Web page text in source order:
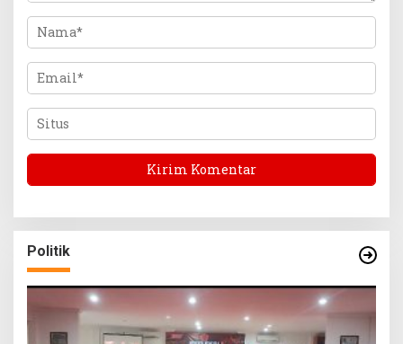
Politik